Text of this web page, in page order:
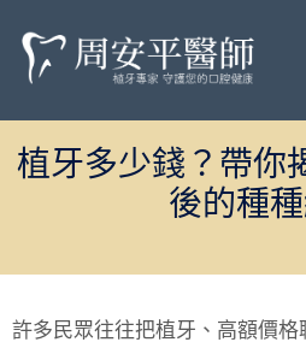
植牙多少錢？帶你
後的種
許多民眾往往把植牙、高額價